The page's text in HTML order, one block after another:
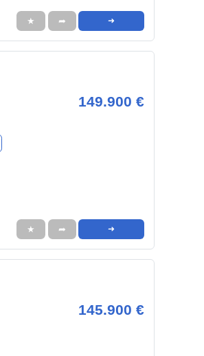
★ ➦ ➜
149.900 €
★ ➦ ➜
145.900 €